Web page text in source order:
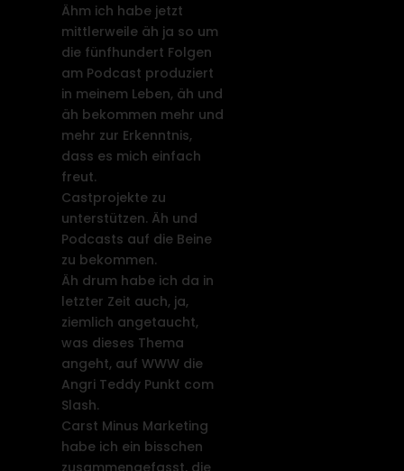
Ähm ich habe jetzt
mittlerweile äh ja so um
die fünfhundert Folgen
am Podcast produziert
in meinem Leben, äh und
äh bekommen mehr und
mehr zur Erkenntnis,
dass es mich einfach
freut.
Castprojekte zu
unterstützen. Äh und
Podcasts auf die Beine
zu bekommen.
Äh drum habe ich da in
letzter Zeit auch, ja,
ziemlich angetaucht,
was dieses Thema
angeht, auf WWW die
Angri Teddy Punkt com
Slash.
Carst Minus Marketing
habe ich ein bisschen
zusammengefasst, die